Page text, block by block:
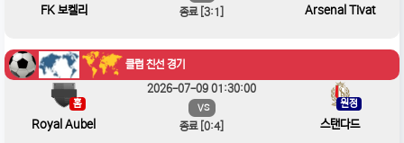
FK 보켈리 종료 [3:1] Arsenal Tivat
클럽 친선 경기
홈
Royal Aubel
2026-07-09 01:30:00
VS
종료 [0:4]
원정
스탠다드